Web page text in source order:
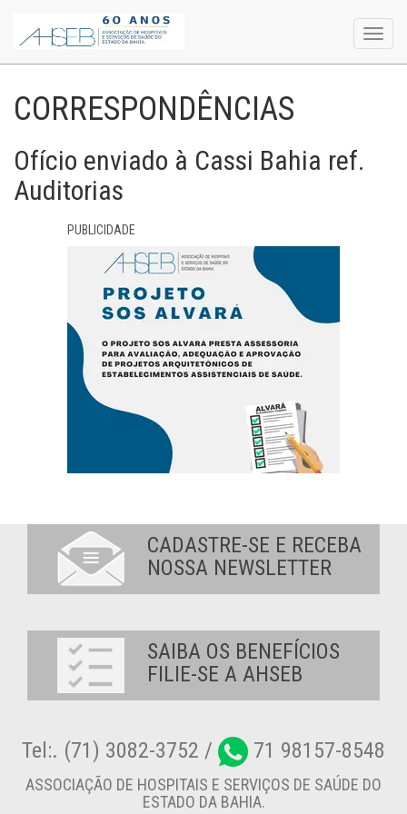
CORRESPONDÊNCIAS
Ofício enviado à Cassi Bahia ref.
Auditorias
PUBLICIDADE
CADASTRE-SE E RECEBA
NOSSA NEWSLETTER
SAIBA OS BENEFÍCIOS
FILIE-SE A AHSEB
Tel:. (71) 3082-3752 / 71 98157-8548
ASSOCIAÇÃO DE HOSPITAIS E SERVIÇOS DE SAÚDE DO
ESTADO DA BAHIA.